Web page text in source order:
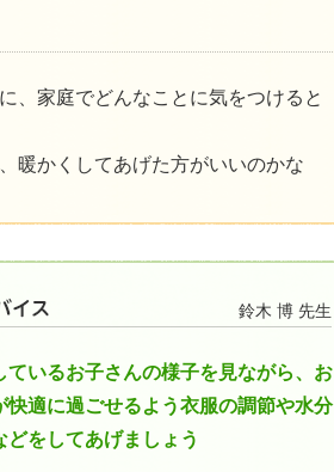
、家庭でどんなことに気をつけると
暖かくしてあげた方がいいのかな
鈴木 博 先生
ているお子さんの様子を見ながら、お
快適に過ごせるよう衣服の調節や水分
どをしてあげましょう